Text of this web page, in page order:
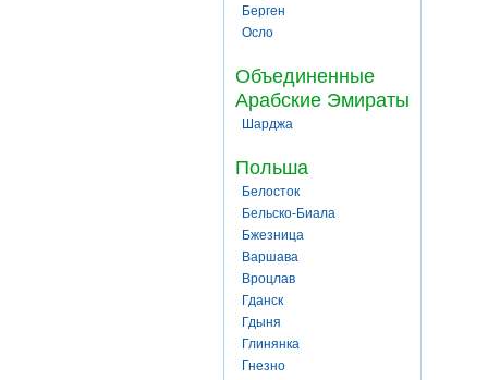
Берген
Осло
Объединенные
Арабские Эмираты
Шарджа
Польша
Белосток
Бельско-Биала
Бжезница
Варшава
Вроцлав
Гданск
Гдыня
Глинянка
Гнезно